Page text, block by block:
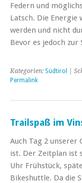
Federn und
Latsch. Die
werden und nicht
Bevor es jedoch
Kategorien: Südtirol |
Permalink
Trailspaß im
Auch Tag 2
ist. Der Zeitplan ist
Uhr Frühstück,
Bikeshuttle. Da die